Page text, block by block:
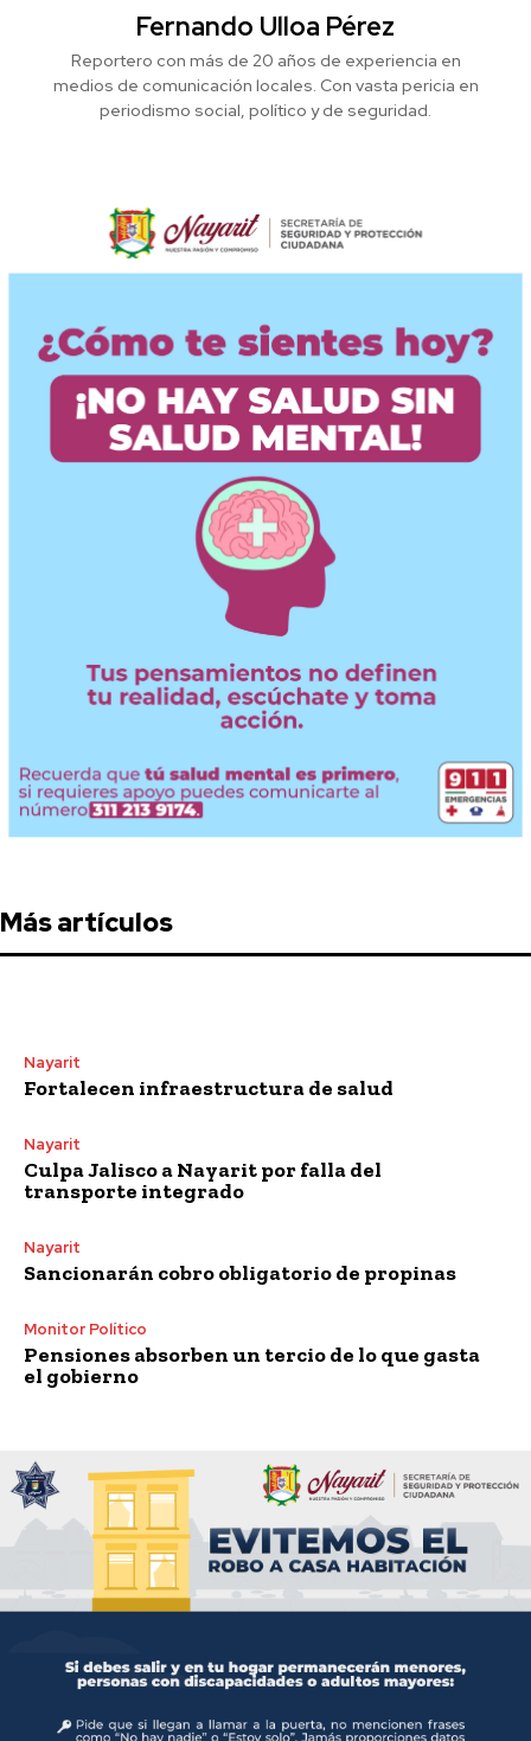
Fernando Ulloa Pérez
Reportero con más de 20 años de experiencia en
medios de comunicación locales. Con vasta pericia en
periodismo social, político y de seguridad.
Más artículos
Nayarit
Fortalecen infraestructura de salud
Nayarit
Culpa Jalisco a Nayarit por falla del
transporte integrado
Nayarit
Sancionarán cobro obligatorio de propinas
Monitor Político
Pensiones absorben un tercio de lo que gasta
el gobierno